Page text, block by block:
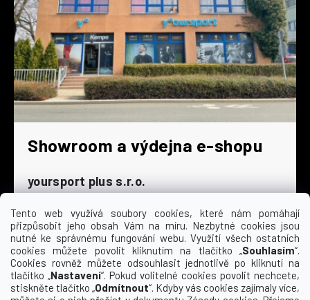
Tento web využívá soubory cookies, které nám pomáhají
přizpůsobit jeho obsah Vám na míru. Nezbytné cookies jsou
nutné ke správnému fungování webu. Využití všech ostatních
cookies můžete povolit kliknutím na tlačítko „Souhlasím“.
Cookies rovněž můžete odsouhlasit jednotlivě po kliknutí na
tlačítko „Nastavení“. Pokud volitelné cookies povolit nechcete,
stiskněte tlačítko „Odmítnout“. Kdyby vás cookies zajímaly více,
Showroom a výdejna e-shopu
yoursport plus s.r.o.
Dyjská 845/4
196 00 Praha 9 - Čakovice
Po - Čt
9:00 - 16:30
Pá
9:00 - 15:30
So
zavřeno
Ne
zavřeno